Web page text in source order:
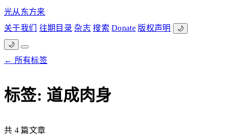
光从东方来
关于我们
往期目录 杂志 搜索 Donate 版权声明 🌙
🌙
← 所有标签
标签: 道成肉身
共 4 篇文章